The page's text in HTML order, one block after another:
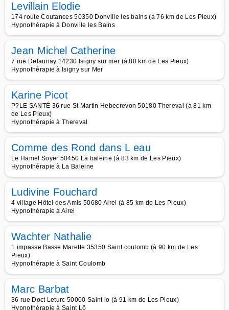
Levillain Elodie
174 route Coutances 50350 Donville les bains (à 76 km de Les Pieux)
Hypnothérapie à Donville les Bains
Jean Michel Catherine
7 rue Delaunay 14230 Isigny sur mer (à 80 km de Les Pieux)
Hypnothérapie à Isigny sur Mer
Karine Picot
P?LE SANTÉ 36 rue St Martin Hebecrevon 50180 Thereval (à 81 km
de Les Pieux)
Hypnothérapie à Thereval
Comme des Rond dans L eau
Le Hamel Soyer 50450 La baleine (à 83 km de Les Pieux)
Hypnothérapie à La Baleine
Ludivine Fouchard
4 village Hôtel des Amis 50680 Airel (à 85 km de Les Pieux)
Hypnothérapie à Airel
Wachter Nathalie
1 impasse Basse Marette 35350 Saint coulomb (à 90 km de Les
Pieux)
Hypnothérapie à Saint Coulomb
Marc Barbat
36 rue Doct Leturc 50000 Saint lo (à 91 km de Les Pieux)
Hypnothérapie à Saint Lô